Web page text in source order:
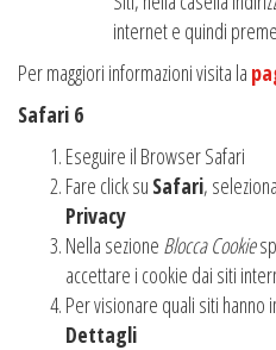
internet e quindi
Per maggiori informazioni visita la
Safari 6
Eseguire il Browser Safari
Fare click su Safari,
Privacy
Nella sezione Blocca Cookie
accettare i cookie dai siti
Per visionare quali siti hanno
Dettagli